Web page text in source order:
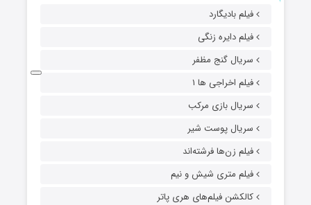
فیلم بادیگارد
فیلم دایره زنگی
سریال گنج مظفر
فیلم اخراجی ها ۱
سریال بازی مرکب
سریال پوست شیر
فیلم زن‌ها فرشته‌اند
فیلم متری شیش و نیم
کالکشن فیلم‌های هری پاتر